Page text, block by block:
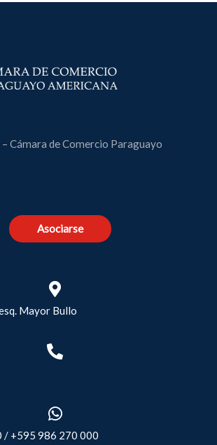
Cámara de Comercio Paraguayo
Asociarse
Mayor Bullo
/ +595 986 270 000